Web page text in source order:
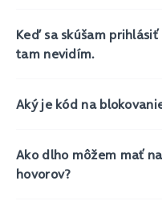
Keď sa skúšam
tam nevidím.
Aký je kód na
Ako dlho môžem mať
hovorov?